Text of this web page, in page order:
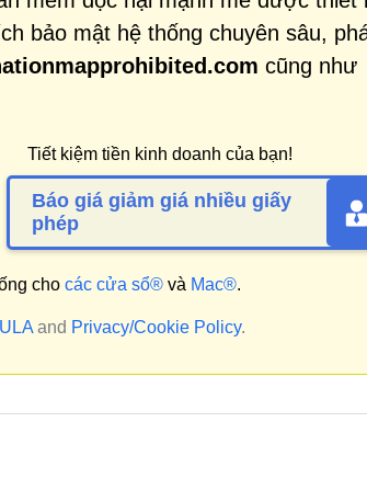
bảo mật hệ thống chuyên sâu,
cũng như
Tiết kiệm tiền kinh doanh của bạn!
Báo giá giảm giá nhiều giấy
phép
cho các cửa sổ®và Mac®.
and Privacy/Cookie Policy.